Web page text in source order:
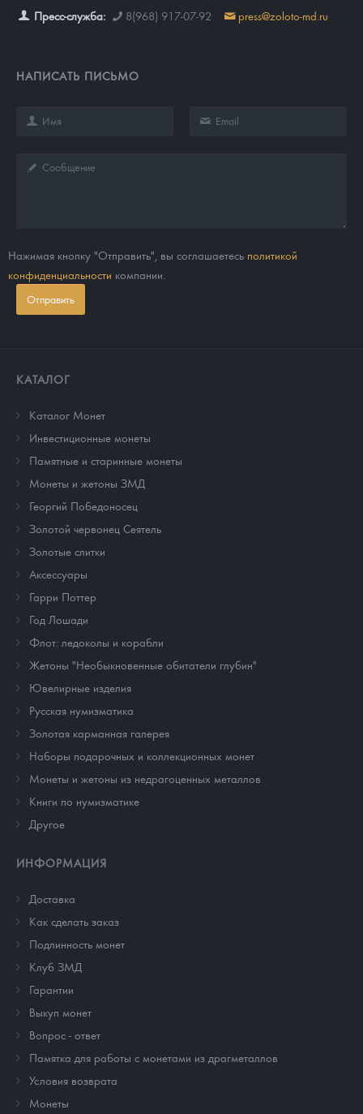
Пресс-служба: 8(968) 917-07-92 press@zoloto-md.ru
НАПИСАТЬ ПИСЬМО
Нажимая кнопку "Отправить", вы соглашаетесь политикой
конфиденциальности компании.
Отправить
КАТАЛОГ
Каталог Монет
Инвестиционные монеты
Памятные и старинные монеты
Монеты и жетоны ЗМД
Георгий Победоносец
Золотой червонец Сеятель
Золотые слитки
Аксессуары
Гарри Поттер
Год Лошади
Флот: ледоколы и корабли
Жетоны "Необыкновенные обитатели глубин"
Ювелирные изделия
Русская нумизматика
Золотая карманная галерея
Наборы подарочных и коллекционных монет
Монеты и жетоны из недрагоценных металлов
Книги по нумизматике
Другое
ИНФОРМАЦИЯ
Доставка
Как сделать заказ
Подлинность монет
Клуб ЗМД
Гарантии
Выкуп монет
Вопрос - ответ
Памятка для работы с монетами из драгметаллов
Условия возврата
Монеты